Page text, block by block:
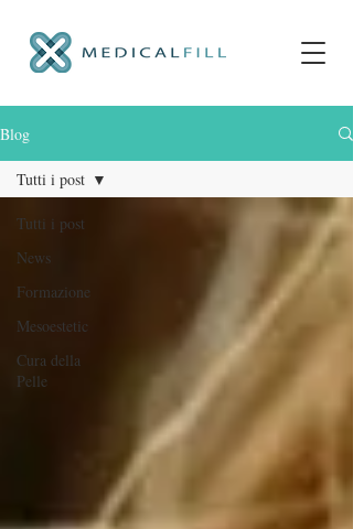
Blog
Tutti i post
News
Formazione
Mesoestetic
Cura della
Pelle
Tutti i post